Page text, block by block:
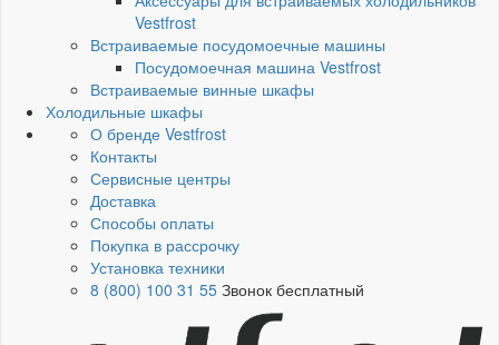
Vestfrost
Встраиваемые посудомоечные машины
Посудомоечная машина Vestfrost
Встраиваемые винные шкафы
Холодильные шкафы
О бренде Vestfrost
Контакты
Сервисные центры
Доставка
Способы оплаты
Покупка в рассрочку
Установка техники
8 (800) 100 31 55 Звонок бесплатный